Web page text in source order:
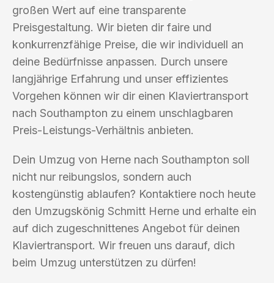
großen Wert auf eine transparente
Preisgestaltung. Wir bieten dir faire und
konkurrenzfähige Preise, die wir individuell an
deine Bedürfnisse anpassen. Durch unsere
langjährige Erfahrung und unser effizientes
Vorgehen können wir dir einen Klaviertransport
nach Southampton zu einem unschlagbaren
Preis-Leistungs-Verhältnis anbieten.
Dein Umzug von Herne nach Southampton soll
nicht nur reibungslos, sondern auch
kostengünstig ablaufen? Kontaktiere noch heute
den Umzugskönig Schmitt Herne und erhalte ein
auf dich zugeschnittenes Angebot für deinen
Klaviertransport. Wir freuen uns darauf, dich
beim Umzug unterstützen zu dürfen!